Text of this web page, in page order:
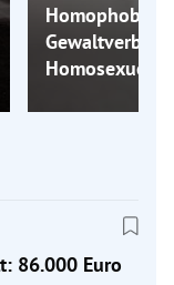
Homophobe
86.000 Euro